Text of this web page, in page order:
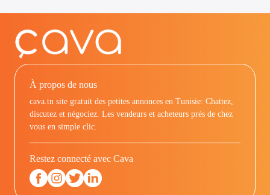
À propos de nous
cava.tn site gratuit des petites annonces en Tunisie: Chattez,
discutez et négociez. Les vendeurs et acheteurs prés de chez
vous en simple clic.
Restez connecté avec Cava